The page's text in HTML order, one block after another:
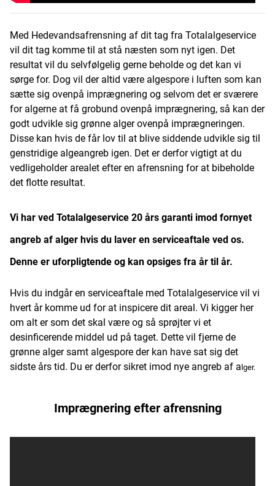
Med Hedevandsafrensning af dit tag fra Totalalgeservice
vil dit tag komme til at stå næsten som nyt igen. Det
resultat vil du selvfølgelig gerne beholde og det kan vi
sørge for. Dog vil der altid være algespore i luften som kan
sætte sig ovenpå imprægnering og selvom det er sværere
for algerne at få grobund ovenpå imprægnering, så kan der
godt udvikle sig grønne alger ovenpå imprægneringen.
Disse kan hvis de får lov til at blive siddende udvikle sig til
genstridige algeangreb igen. Det er derfor vigtigt at du
vedligeholder arealet efter en afrensning for at bibeholde
det flotte resultat.
Vi har ved Totalalgeservice 20 års garanti imod fornyet
angreb af alger hvis du laver en serviceaftale ved os.
Denne er uforpligtende og kan opsiges fra år til år.
Hvis du indgår en serviceaftale med Totalalgeservice vil vi
hvert år komme ud for at inspicere dit areal. Vi kigger her
om alt er som det skal være og så sprøjter vi et
desinficerende middel ud på taget. Dette vil fjerne de
grønne alger samt algespore der kan have sat sig det
sidste års tid. Du er derfor sikret imod nye angreb af a lger.
Imprægnering efter afrensning